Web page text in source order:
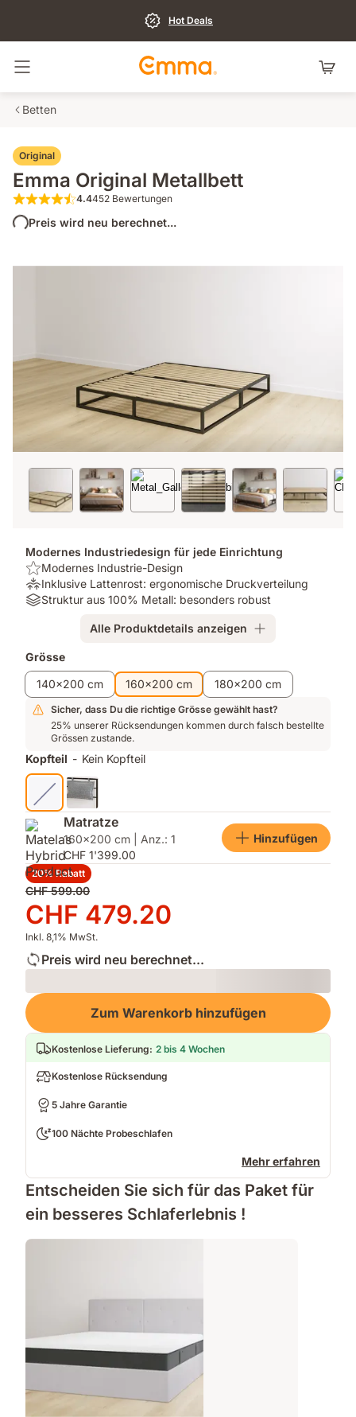
Hot Deals
Navigation umschalten
Betten
Original
Emma Original Metallbett
4.4 von 5 Sternen 452 Bewertungen
4.4452 Bewertungen
Preis wird neu berechnet...
Modernes Industriedesign für jede Einrichtung
USP:
Modernes
Industrie-
Modernes Industrie-Design
Druckentlastung:
Inklusive
ergonomische
Inklusive Lattenrost: ergonomische Druckverteilung
Material:
Metall:
besonders
robust
Struktur aus 100% Metall: besonders robust
Alle Produktdetails anzeigen
Zusatzprodukte
Grösse
140x200 cm
160x200 cm 180x200 cm
Sicher, dass Du die richtige Grösse gewählt hast?
25% unserer Rücksendungen kommen durch falsch bestellte
Grössen zustande.
Kopfteil - Kein Kopfteil
Matratze
160x200 cm | Anz.: 1
CHF 1'399.00
Hinzufügen
20% Rabatt
Ursprünglicher
Preis
CHF 599.00
CHF 599.00
Preis
CHF 479.20
CHF 479.20
Inkl. 8,1% MwSt.
Preis wird neu berechnet...
Loading
Zum Warenkorb hinzufügen
Kostenlose Lieferung: 2 bis 4 Wochen
Kostenlose Rücksendung
5 Jahre Garantie
100 Nächte Probeschlafen
Mehr erfahren
Entscheiden Sie sich für das Paket für
ein besseres Schlaferlebnis !